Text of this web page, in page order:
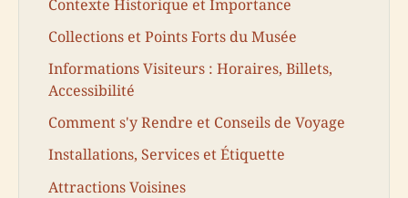
Contexte Historique et Importance
Collections et Points Forts du Musée
Informations Visiteurs : Horaires, Billets,
Accessibilité
Comment s'y Rendre et Conseils de Voyage
Installations, Services et Étiquette
Attractions Voisines